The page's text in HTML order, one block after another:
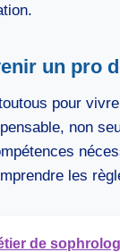
un pro
pour
non
les
de